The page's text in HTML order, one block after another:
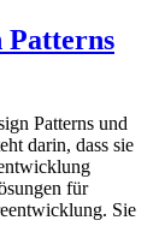
Patterns
Patterns und
darin, dass sie
für
Sie